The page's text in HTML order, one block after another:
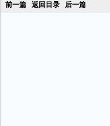
前一篇
返回目录 后一篇